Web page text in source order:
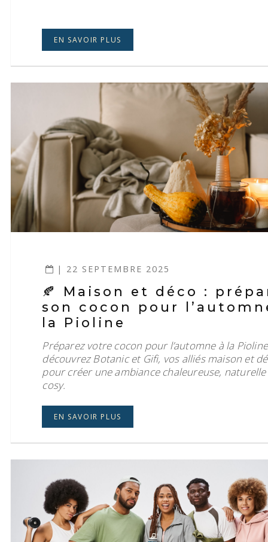
EN SAVOIR PLUS
| 22 SEPTEMBRE 2025
🍂 Maison et déco :
son cocon pour
la Pioline
Préparez votre cocon pour l’automne à la
découvrez Botanic et Gifi, vos alliés maison et
pour créer une ambiance chaleureuse,
cosy.
EN SAVOIR PLUS